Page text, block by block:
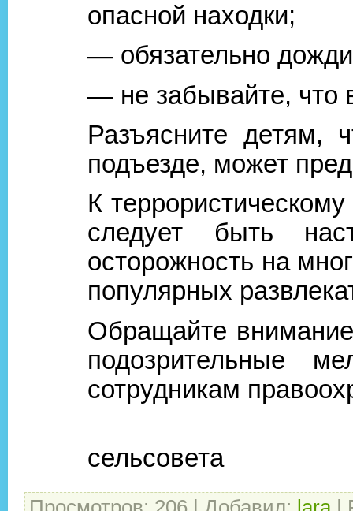
опасной находки;
— обязательно
— не забывайте, что
Разъясните детям,
подъезде, может
К
следует быть
осторожность на
популярных
Обращайте
подозрительные
сотрудникам
сельсовета